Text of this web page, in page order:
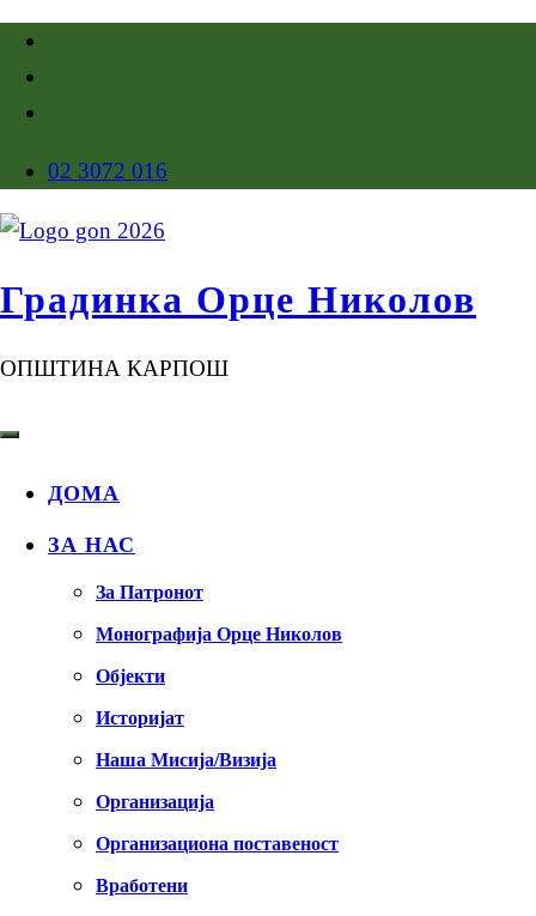
02 3072 016
Градинка Орце Николов
ОПШТИНА КАРПОШ
ДОМА
ЗА НАС
За Патронот
Монографија Орце Николов
Објекти
Историјат
Наша Мисија/Визија
Организација
Организациона поставеност
Вработени